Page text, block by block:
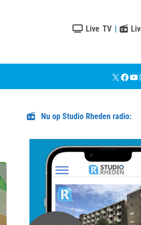
Live TV |
X
Nu op Studio Rheden radio: